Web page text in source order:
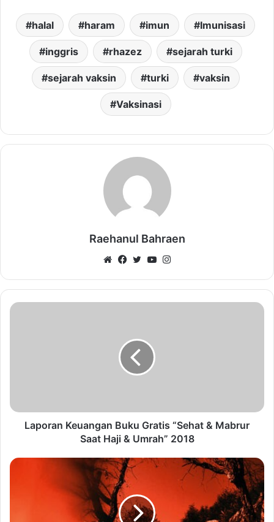
halal haram imun Imunisasi
inggris rhazez sejarah turki
sejarah vaksin turki vaksin
Vaksinasi
Raehanul Bahraen
WebsiteFacebook
TwitterYouTube
Laporan Keuangan Buku Gratis “Sehat & Mabrur
Saat Haji & Umrah” 2018